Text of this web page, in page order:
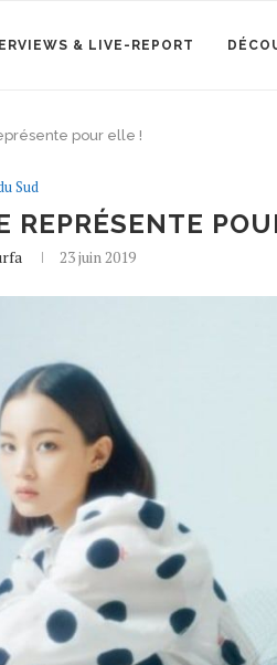
& LIVE-REPORT
pour elle !
Sud
REPRÉSENTE
23 juin 2019